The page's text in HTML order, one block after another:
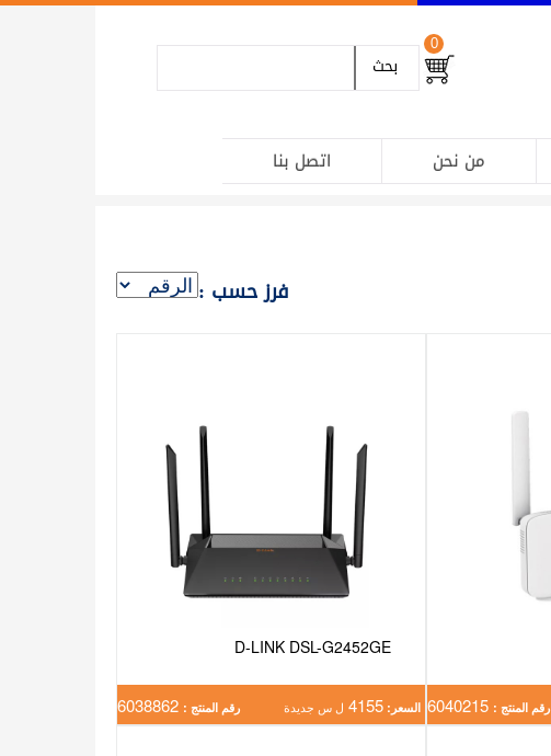
0
بحث
من نحن اتصل بنا
فرز حسب :
رقم المنتج :
D-LINK DSL-G2452GE
السعر: 4155 ل س جديدة رقم المنتج :